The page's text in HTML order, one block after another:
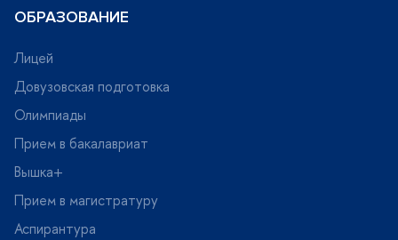
ОБРАЗОВАНИЕ
Лицей
Довузовская подготовка
Олимпиады
Прием в бакалавриат
ышка+
Прием в магистратуру
Аспирантура